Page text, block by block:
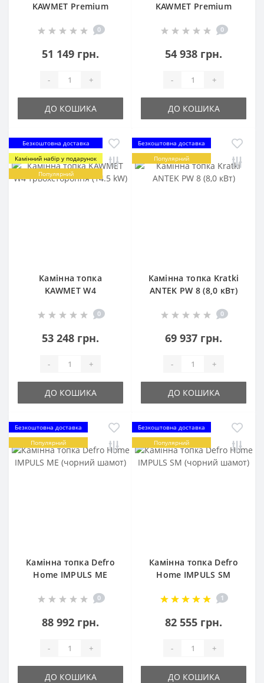
KAWMET Premium
0
51 149 грн.
- +
ДО КОШИКА
KAWMET Premium
0
54 938 грн.
- +
ДО КОШИКА
Безкоштовна доставка
Камінний набір у подарунок
Популярний
Камінна топка
KAWMET W4
kW)
0
53 248 грн.
- +
ДО КОШИКА
Безкоштовна доставка
Популярний
Камінна топка Kratki
ANTEK PW 8 (8,0 кВт)
0
69 937 грн.
- +
ДО КОШИКА
Безкоштовна доставка
Популярний
Камінна топка Defro
Home IMPULS ME
0
88 992 грн.
- +
ДО КОШИКА
Безкоштовна доставка
Популярний
Камінна топка Defro
Home IMPULS SM
1
82 555 грн.
- +
ДО КОШИКА